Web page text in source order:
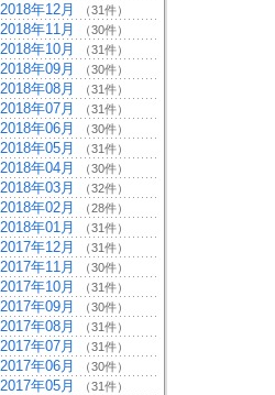
2018年12月 （31件）
2018年11月 （30件）
2018年10月 （31件）
2018年09月 （30件）
2018年08月 （31件）
2018年07月 （31件）
2018年06月 （30件）
2018年05月 （31件）
2018年04月 （30件）
2018年03月 （32件）
2018年02月 （28件）
2018年01月 （31件）
2017年12月 （31件）
2017年11月 （30件）
2017年10月 （31件）
2017年09月 （30件）
2017年08月 （31件）
2017年07月 （31件）
2017年06月 （30件）
2017年05月 （31件）